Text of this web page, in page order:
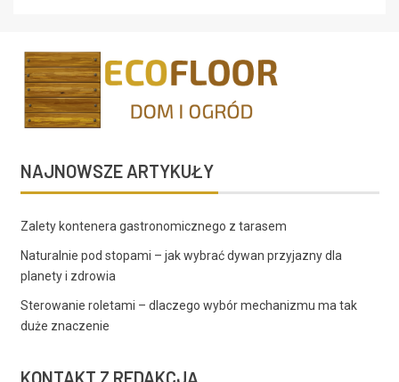
NAJNOWSZE ARTYKUŁY
Zalety kontenera gastronomicznego z tarasem
Naturalnie pod stopami – jak wybrać dywan przyjazny dla
planety i zdrowia
Sterowanie roletami – dlaczego wybór mechanizmu ma tak
duże znaczenie
KONTAKT Z REDAKCJĄ